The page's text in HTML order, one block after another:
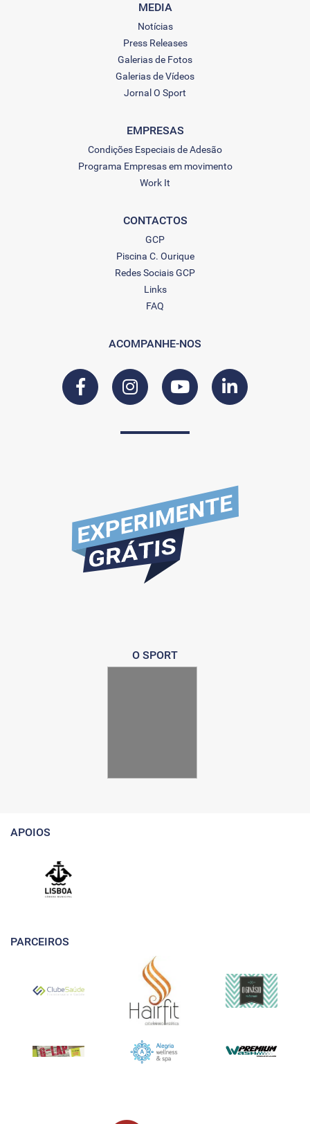
MEDIA
Notícias
Press Releases
Galerias de Fotos
Galerias de Vídeos
Jornal O Sport
EMPRESAS
Condições Especiais de Adesão
Programa Empresas em movimento
Work It
CONTACTOS
GCP
Piscina C. Ourique
Redes Sociais GCP
Links
FAQ
ACOMPANHE-NOS
O SPORT
APOIOS
PARCEIROS